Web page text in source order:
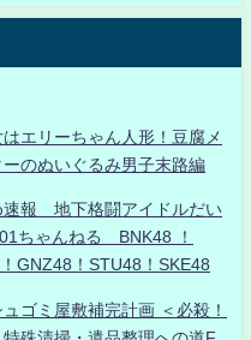
エリーちゃん人形！豆腐メ
のぬいぐるみ男子末路編
報 地下格闘アイドルだい
ちゃんねる BNK48 ！
GNZ48！STU48！SKE48
ゴミ屋敷補完計画 ＜必殺！